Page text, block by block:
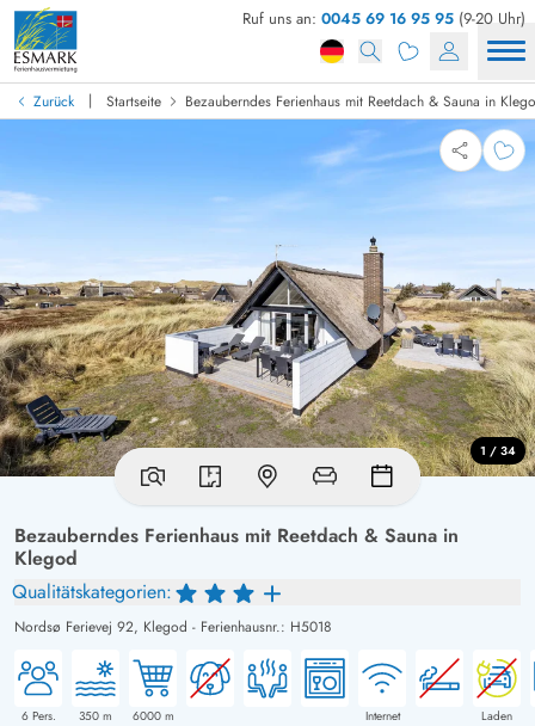
Ruf uns an: 0045 69 16 95 95 (9-20 Uhr)
Zurück | Startseite Bezauberndes Ferienhaus mit Reetdach & Sauna in
Bezauberndes Ferienhaus mit Reetdach & Sauna in
Klegod
Qualitätskategorien:
Nordsø Ferievej 92, Klegod - Ferienhausnr.: H5018
6Pers. 350 m 6000m Internet Laden
1 / 34